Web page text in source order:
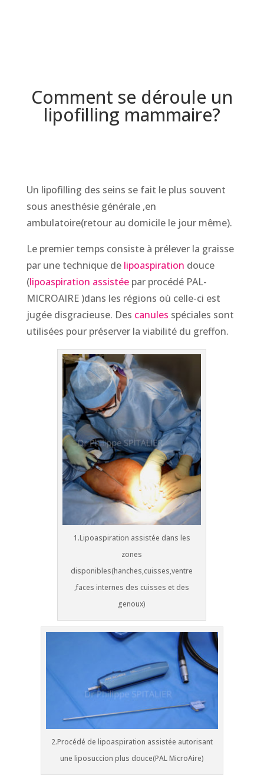
Comment se déroule un
lipofilling mammaire?
Un lipofilling des seins se fait le plus souvent
sous anesthésie générale ,en
ambulatoire(retour au domicile le jour même).
Le premier temps consiste à prélever la graisse
par une technique de lipoaspiration douce
(lipoaspiration assistéepar procédé PAL-
MICROAIRE )dans les régions où celle-ci est
jugée disgracieuse. Des canules spéciales sont
utilisées pour préserver la viabilité du greffon.
1.Lipoaspiration assistée dans les
zones
disponibles(hanches,cuisses,ventre
,faces internes des cuisses et des
genoux)
2.Procédé de lipoaspiration assistée autorisant
une liposuccion plus douce(PAL MicroAire)